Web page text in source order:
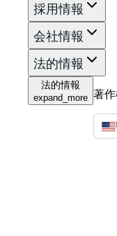
採用情報
会社情報
法的情報
法的情報
expand_more 著作